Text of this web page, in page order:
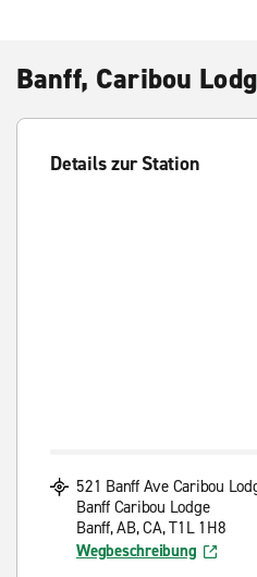
Banff, Caribou
Details zur Station
521 Banff Ave Caribou
Banff Caribou Lodge
Banff, AB, CA, T1L 1H8
Wegbeschreibung